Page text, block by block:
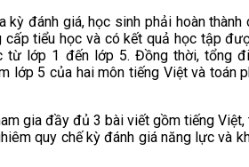
kỳ đánh giá, học sinh phải hoàn thành
cấp tiểu học và có kết quả học tập
từ lớp 1 đến lớp 5. Đồng thời, tổng
lớp 5 của hai môn tiếng Việt và toán
gia đầy đủ 3 bài viết gồm tiếng Việt,
quy chế kỳ đánh giá năng lực và